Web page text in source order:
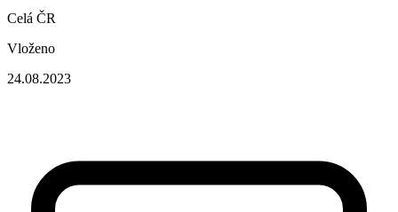
Celá ČR
Vloženo
24.08.2023